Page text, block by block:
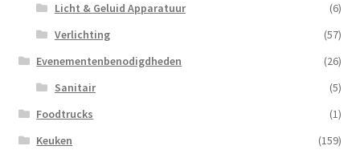
Licht & Geluid Apparatuur
(6)
Verlichting
(57)
Evenementenbenodigdheden
(26)
Sanitair
(5)
Foodtrucks
(1)
Keuken
(159)